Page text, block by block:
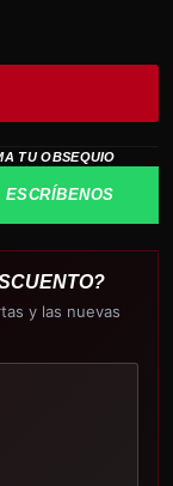
TU OBSEQUIO
y las nuevas